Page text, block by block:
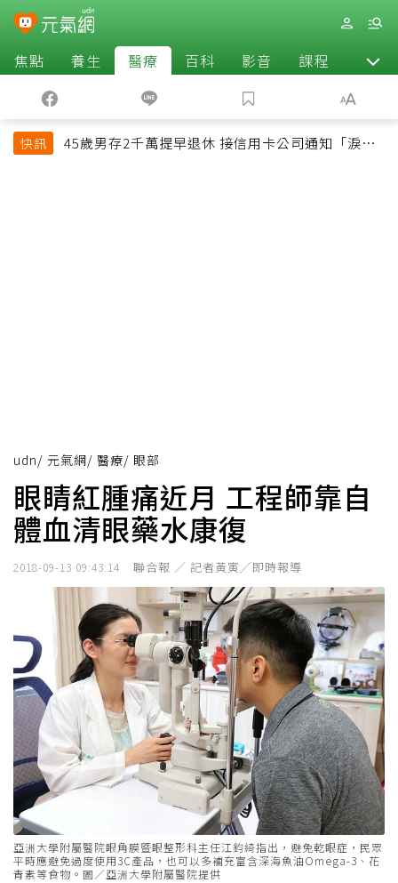
焦點 養生 醫療 百科 影音 課程 退休
快訊
45歲男存2千萬提早退休 接信用卡公司通知「淚回
udn/ 元氣網/ 醫療/ 眼部
眼睛紅腫痛近月 工程師靠自
體血清眼藥水康復
2018-09-13 09:43:14 聯合報 ／ 記者黃寅╱即時報導
亞洲大學附屬醫院眼角膜暨眼整形科主任江鈞綺指出，避免乾眼症，民眾
平時應避免過度使用3C產品，也可以多補充富含深海魚油Omega-3、花
青素等食物。圖／亞洲大學附屬醫院提供